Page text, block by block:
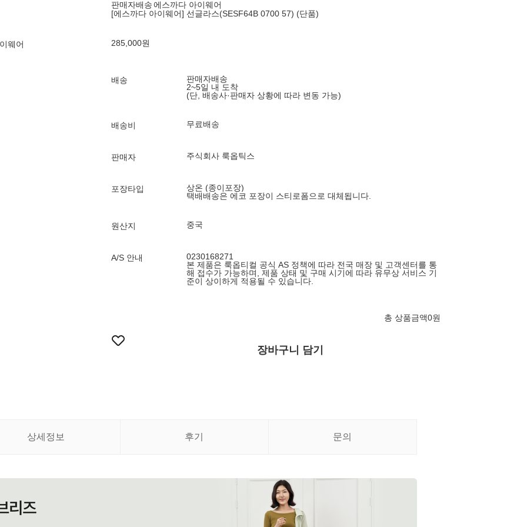
웨어
판매자배송에스까다 아이웨어
[에스까다 아이웨어] 선글라스(SESF64B 0700 57) (단품)
285,000원
배송
판매자배송
2~5일 내 도착
(단, 배송사·판매자 상황에 따라 변동 가능)
배송비 무료배송
판매자 주식회사 룩옵틱스
포장타입
상온 (종이포장)
택배배송은 에코 포장이 스티로폼으로 대체됩니다.
원산지 중국
A/S 안내
0230168271
본 제품은 룩옵티컬 공식 AS 정책에 따라 전국 매장 및 고객센터를 통
해 접수가 가능하며, 제품 상태 및 구매 시기에 따라 유무상 서비스 기
준이 상이하게 적용될 수 있습니다.
총 상품금액0원
장바구니 담기
상세정보 후기 문의